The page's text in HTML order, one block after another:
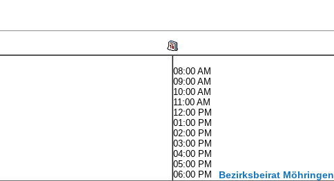
08:00 AM
09:00 AM
10:00 AM
11:00 AM
12:00 PM
01:00 PM
02:00 PM
03:00 PM
04:00 PM
05:00 PM
06:00 PM
Bezirksbeirat Möhringen